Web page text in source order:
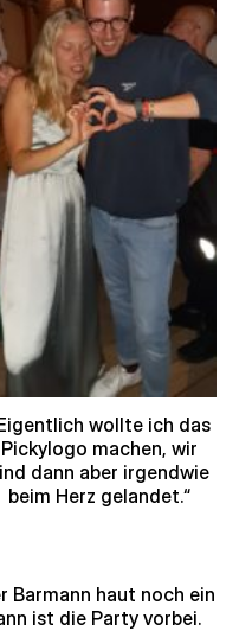
wollte ich das
Pickylogo machen, wir
dann aber irgendwie
beim Herz gelandet.“
Barmann haut noch ein
ist die Party vorbei.